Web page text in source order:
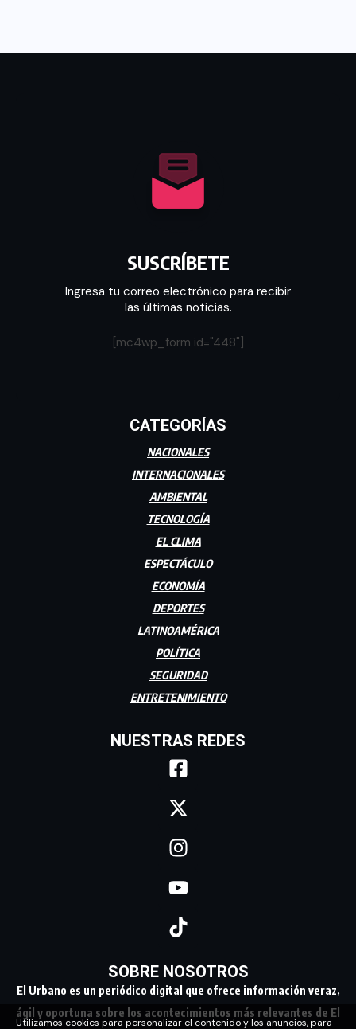
SUSCRÍBETE
Ingresa tu correo electrónico para recibir
las últimas noticias.
[mc4wp_form id="448"]
CATEGORÍAS
NACIONALES
INTERNACIONALES
AMBIENTAL
TECNOLOGÍA
EL CLIMA
ESPECTÁCULO
ECONOMÍA
DEPORTES
LATINOAMÉRICA
POLÍTICA
SEGURIDAD
ENTRETENIMIENTO
NUESTRAS REDES
SOBRE NOSOTROS
El Urbano es un periódico digital que ofrece información veraz,
ágil y oportuna sobre los acontecimientos más relevantes de El
Utilizamos cookies para personalizar el contenido y los anuncios, para